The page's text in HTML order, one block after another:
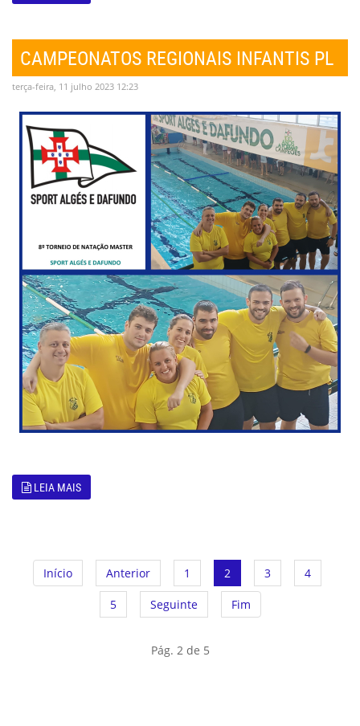
CAMPEONATOS REGIONAIS INFANTIS PL
terça-feira, 11 julho 2023 12:23
LEIA MAIS
Início Anterior 1 2 3 4
5 Seguinte Fim
Pág. 2 de 5